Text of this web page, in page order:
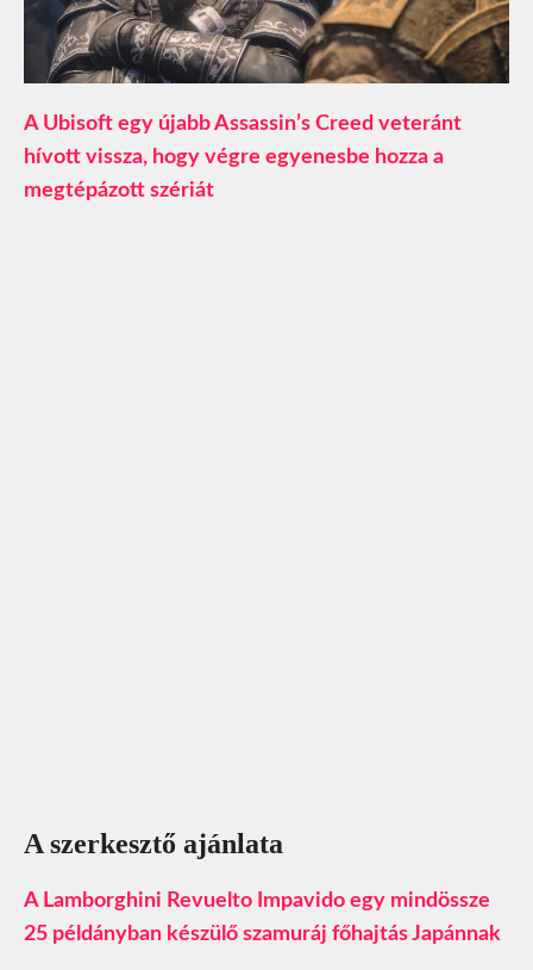
A Ubisoft egy újabb Assassin’s Creed veteránt
hívott vissza, hogy végre egyenesbe hozza a
megtépázott szériát
A szerkesztő ajánlata
A Lamborghini Revuelto Impavido egy mindössze
25 példányban készülő szamuráj főhajtás Japánnak